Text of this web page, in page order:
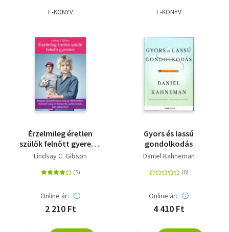
E-KÖNYV
Érzelmileg éretlen
szülők felnőtt gyerekei
- Hogyan
elérhetetlen, elutasító
szülők okozta lelki
sebeinket?
Lindsay C. Gibson
Online ár:
2 210 Ft
E-KÖNYV
Gyors és lassú
gondolkodás
Daniel Kahneman
Online ár:
4 410 Ft